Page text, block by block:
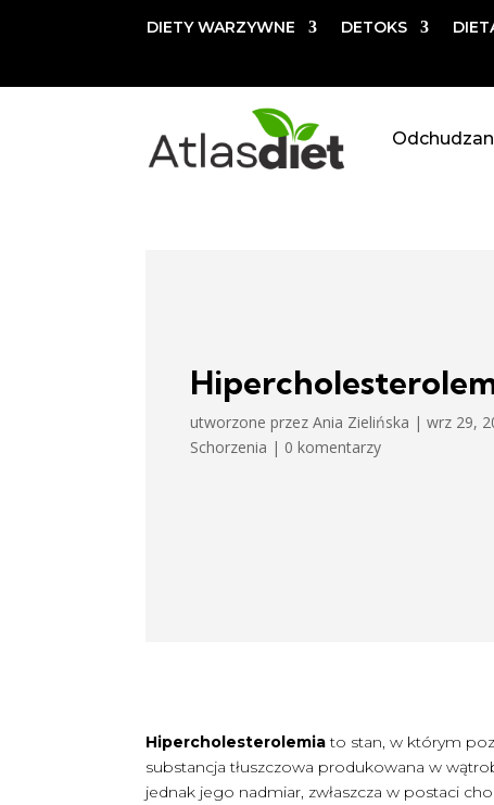
DIETY WARZYWNE DETOKS
utworzone przez Ania Zielińska | wrz 29,
Schorzenia | 0 komentarzy
Hipercholesterolemiato stan, w którym
substancja tłuszczowa produkowana w
jednak jego nadmiar, zwłaszcza w postaci